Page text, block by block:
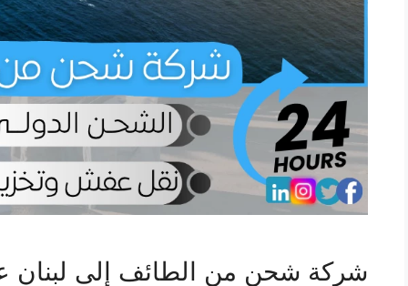
شركة شحن من الطائف إلى لبنان